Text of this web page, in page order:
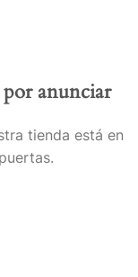
anunciar
tienda está en